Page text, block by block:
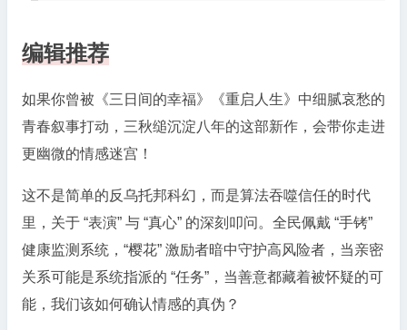
编辑推荐
如果你曾被《三日间的幸福》《重启人生》中细腻哀愁的
青春叙事打动，三秋缒沉淀八年的这部新作，会带你走进
更幽微的情感迷宫！
这不是简单的反乌托邦科幻，而是算法吞噬信任的时代
里，关于 “表演” 与 “真心” 的深刻叩问。全民佩戴 “手铐”
健康监测系统，“樱花” 激励者暗中守护高风险者，当亲密
关系可能是系统指派的 “任务”，当善意都藏着被怀疑的可
能，我们该如何确认情感的真伪？